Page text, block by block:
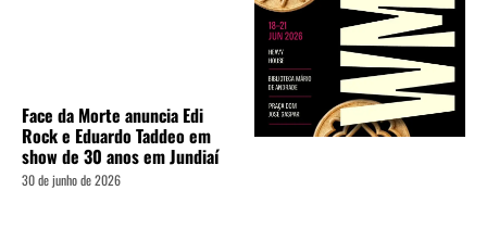
Face da Morte anuncia Edi
Rock e Eduardo Taddeo em
show de 30 anos em Jundiaí
30 de junho de 2026